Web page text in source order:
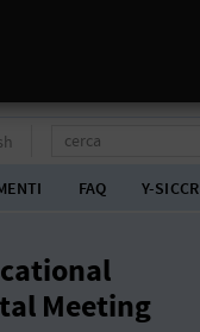
FAQ Y-SICCR
Meeting